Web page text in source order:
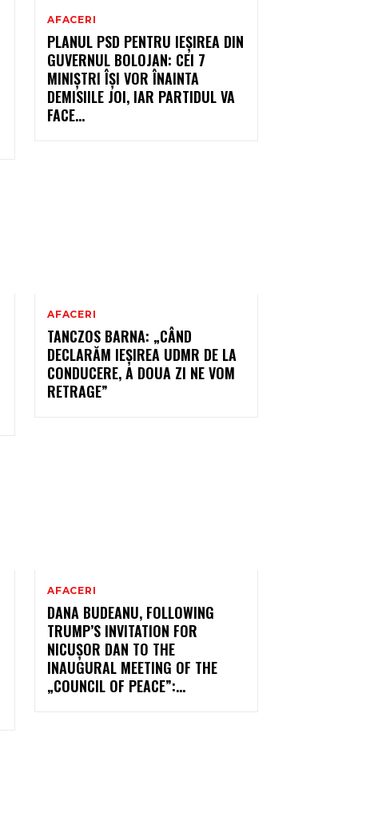
AFACERI
PLANUL PSD PENTRU IEȘIREA DIN
GUVERNUL BOLOJAN: CEI 7
MINIȘTRI ÎȘI VOR ÎNAINTA
DEMISIILE JOI, IAR PARTIDUL VA
FACE…
AFACERI
TANCZOS BARNA: „CÂND
DECLARĂM IEȘIREA UDMR DE LA
CONDUCERE, A DOUA ZI NE VOM
RETRAGE”
AFACERI
DANA BUDEANU, FOLLOWING
TRUMP’S INVITATION FOR
NICUȘOR DAN TO THE
INAUGURAL MEETING OF THE
„COUNCIL OF PEACE”:…